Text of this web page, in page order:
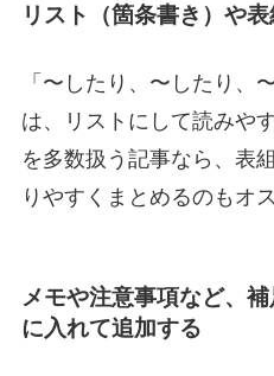
リスト（箇条書き）や
「〜したり、〜したり、
は、リストにして読みや
を多数扱う記事なら、表
りやすくまとめるのもオ
メモや注意事項など、
に入れて追加する